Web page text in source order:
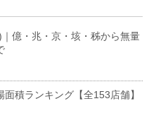
億・兆・京・垓・秭から無量
積ランキング【全153店舗】